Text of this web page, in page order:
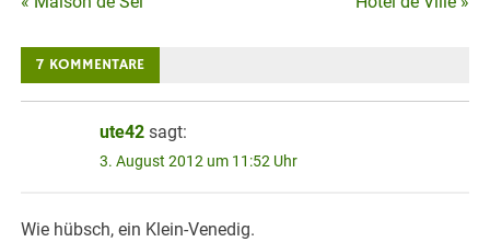
Beitragsnavigation
7 KOMMENTARE
ute42 sagt:
3. August 2012 um 11:52 Uhr
Wie hübsch, ein Klein-Venedig.